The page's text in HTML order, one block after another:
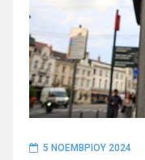
5 ΝΟΕΜΒΡΊΟΥ 2024